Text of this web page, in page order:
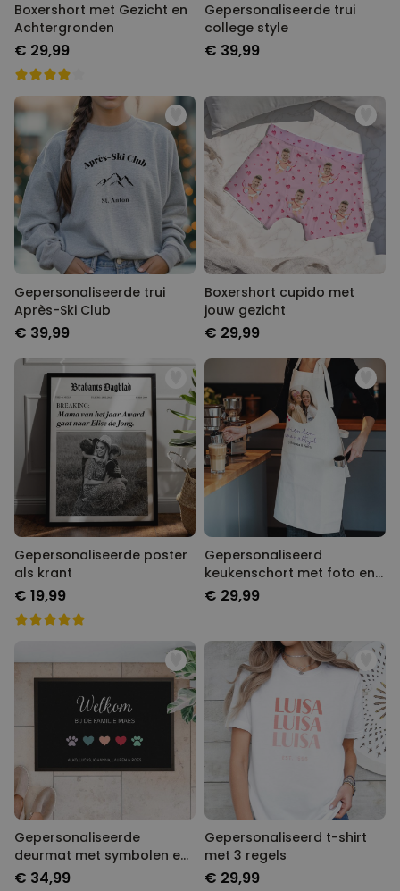
Boxershort met Gezicht en
Achtergronden
€ 29,99
Gepersonaliseerde trui
college style
€ 39,99
Gepersonaliseerde trui
Après-Ski Club
€ 39,99
Boxershort cupido met
jouw gezicht
€ 29,99
Gepersonaliseerde poster
als krant
€ 19,99
Gepersonaliseerd
keukenschort met foto en
tekst
€ 29,99
Gepersonaliseerde
deurmat met symbolen en
naam
€ 34,99
Gepersonaliseerd t-shirt
met 3 regels
€ 29,99